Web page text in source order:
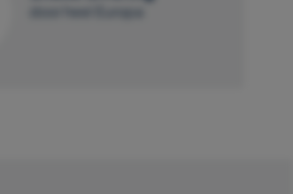
door heel Europa